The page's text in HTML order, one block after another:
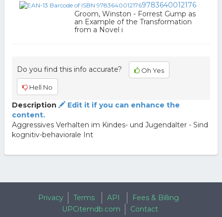
9783640012176
Groom, Winston - Forrest Gump as
an Example of the Transformation
from a Novel i
Do you find this info accurate? Oh Yes
Hell No
Description
Edit it if you can enhance the
content.
Aggressives Verhalten im Kindes- und Jugendalter - Sind
kognitiv-behaviorale Int
Privacy Terms API
Fees & Billing
UPCitemdb.com
Contact